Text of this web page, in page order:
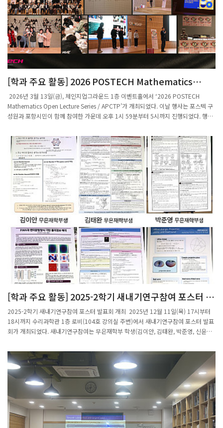
대학교), 박지훈 교수(IBS-CGP, POSTECH), 이경석 교수(POSTECH)가 조직하였으
며, 대수기하학 분야의 활발한 국제 협력과 연구 네트워크 강화에 큰 도움이 되기를 기
대하고 있다.
[학과 주요 활동] 2026 POSTECH Mathematics
Open Lecture Series / APCTP 대중강연개최
2026년 3월 13일(금), 체인지업그라운드 1층 이벤트홀에서 ‘2026 POSTECH
Mathematics Open Lecture Series / APCTP’가 개최되었다. 이날 행사는 포스텍 구
성원과 포항시민이 함께 참여한 가운데 오후 1시 59분부터 5시까지 진행되었다. 행사
장이 센터 소개를 맡았다. 이후 조철현 교수(포스텍 수학과)가 “Mirror Symmetry: 기
하와 대수의 거울대칭”을 주제로 강연을 진행하였고, 김경민 박사(아시아태평양이론
물리센터)는 “대칭성과 물리의 아름다움”을 주제로 수학과 물리의 깊은 연관성을 소개
하였다. 이번 파이데이 행사는 포스텍 구성원(학부생, 대학원생 등)을 비롯해 포항시민,
경북과학고등학교와 유성여자고등학교 학생들이 참여하여 다양한 기관에서 폭넓은 참
여가 이루어졌다. 행사 시작에 앞서 정재훈 학과장은 파이데이와 관련하여 ‘소수점 어
디까지 알까?’라는 참여형 질문을 던지며 분위기를 부드럽게 이끌었고, 경북과학고등
학교 학생들의 자발적이고 적극적인 참여로 현장은 한층 활기를 띠었다. 또한 참석자들
을 위해 다과가 제공되었으며, 중간중간 퀴즈를 맞힌 참여자들에게는 수학과와
APCTP에서 준비한 기념품이 증정되었다. 강연 이후에는 포스텍 수학과 학부회와
APCTP가 공동으로 준비한 참여형 액티비티 프로그램이 진행되었다. APCTP 퀴즈와
“이 Pi 해석되나요?” 활동을 통해 참가자들은 직접 체험하며 파이데이의 의미를 쉽고
재미있게 이해하는 시간을 가졌다. 특히 포항시민들의 높은 참여도는 행사에 더욱 큰
활기를 더했다.행사 종료 후에는 3.14를 상징하는 원형 피자와 음료가 제공되었으며,
참가자들은 수학을 보다 친근하게 느끼는 뜻깊은 시간을 보냈다. 이날 행사는 성황리에
마무리되었다.
[학과 주요 활동] 2025-2학기 새내기연구참여 포스터 발
표회 개최
2025-2학기 새내기연구참여 포스터 발표회 개최 2025년 12월 11일(목) 17시부터
18시까지 수리과학관 1층 로비(104호 강의실 주변)에서 새내기연구참여 포스터 발표
회가 개최되었다. 새내기연구참여는 무은재학부 학생(김이안, 김태완, 박준영, 신윤섭,
된 프로그램이다. 이번 행사는 학부위원장인 손영환 교수가 진행을 맡아 더욱 의미 있
는 자리로 꾸며졌다. 이번 학기에는 총 6명의 무은재학부 1학년 학생들이 수학과 연
구실에서 다양한 주제의 연구를 수행하였다. 발표회는 이들이 한 학기 동안 탐구한 결
과를 공유하는 자리로 마련되었으며, 학부생뿐만 아니라 수학과 대학원생들과 행정직
원들도 참석해 학생들의 연구 발표를 응원하였다. 아직 수학 전공을 선택하지 않은
신입생들이었지만, 학생들은 연구에 대한 높은 열정을 바탕으로 적극적으로 참여하며
학문적 탐구의 첫걸음을 내딛었다. 발표회는 학기 말 수업이 종료되는 날에 열려 참석
자들이 간단한 다과와 함께 여유로운 분위기 속에서 포스터를 관람할 수 있는 기회가